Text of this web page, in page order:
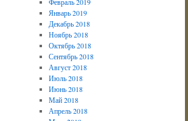
Январь 2019
Декабрь 2018
Ноябрь 2018
Октябрь 2018
Сентябрь 2018
Август 2018
Июль 2018
Июнь 2018
Май 2018
Апрель 2018